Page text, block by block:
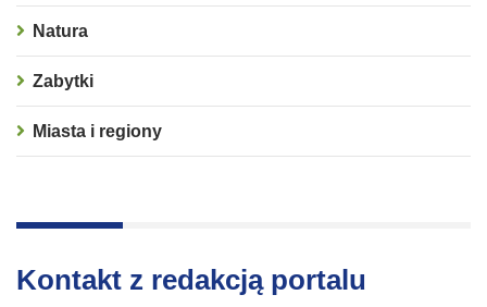
Natura
Zabytki
Miasta i regiony
Kontakt z redakcją portalu